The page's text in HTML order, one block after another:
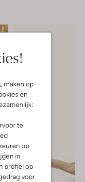
, maken op
en
te
op
in
profiel op
voor